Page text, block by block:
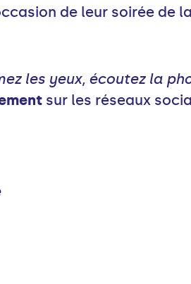
de leur soirée de
les yeux, écoutez la
sur les réseaux